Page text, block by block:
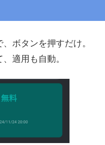
ボタンを押すだけ。
適用も自動。